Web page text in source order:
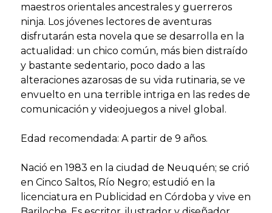
maestros orientales ancestrales y guerreros
ninja. Los jóvenes lectores de aventuras
disfrutarán esta novela que se desarrolla en la
actualidad: un chico común, más bien distraído
y bastante sedentario, poco dado a las
alteraciones azarosas de su vida rutinaria, se ve
envuelto en una terrible intriga en las redes de
comunicación y videojuegos a nivel global.
Edad recomendada: A partir de 9 años.
Nació en 1983 en la ciudad de Neuquén; se crió
en Cinco Saltos, Río Negro; estudió en la
licenciatura en Publicidad en Córdoba y vive en